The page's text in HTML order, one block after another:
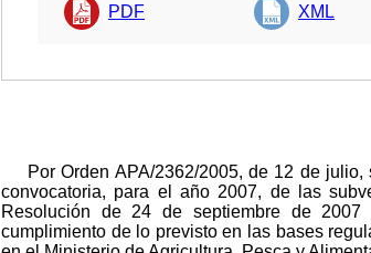
PDF XML
Por Orden APA/2362/2005, de 12 de
convocatoria, para el año 2007, de las
Resolución de 24 de septiembre de 2007
cumplimiento de lo previsto en las bases